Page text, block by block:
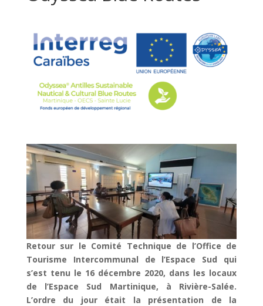
Retour sur le Comité Technique de l’Office de
Tourisme Intercommunal de l’Espace Sud qui
s’est tenu le 16 décembre 2020, dans les locaux
de l’Espace Sud Martinique, à Rivière-Salée.
L’ordre du jour était la présentation de la